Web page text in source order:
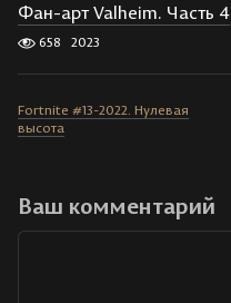
Фан-арт Valheim. Часть 4
658 2023
Fortnite #13-2022. Нулевая
высота
Ваш комментарий